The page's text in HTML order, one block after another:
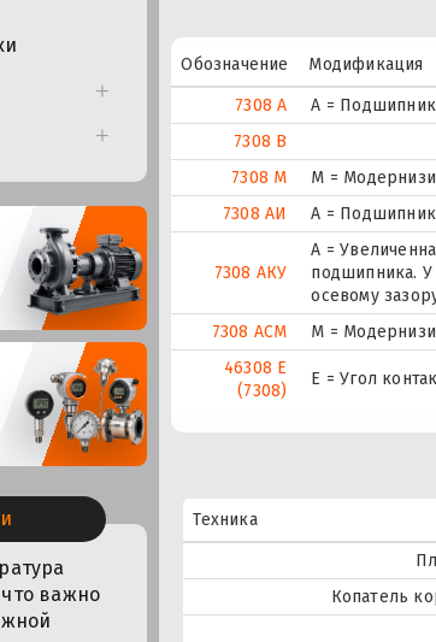
важно
Обозначение
Модификация
7308 А
А =
7308 В
7308 М
М =
7308 АИ
А =
7308 АКУ
А =
подшипника. У
осевому
7308 АСМ
М =
46308 Е
(7308)
E = Угол
Техника
Копатель